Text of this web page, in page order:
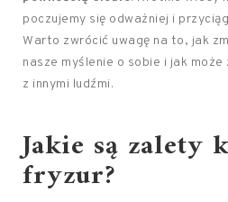
poczujemy się odważniej i
Warto zwrócić uwagę na to, jak
nasze myślenie o sobie i jak
z innymi ludźmi.
Jakie są zalety
fryzur?